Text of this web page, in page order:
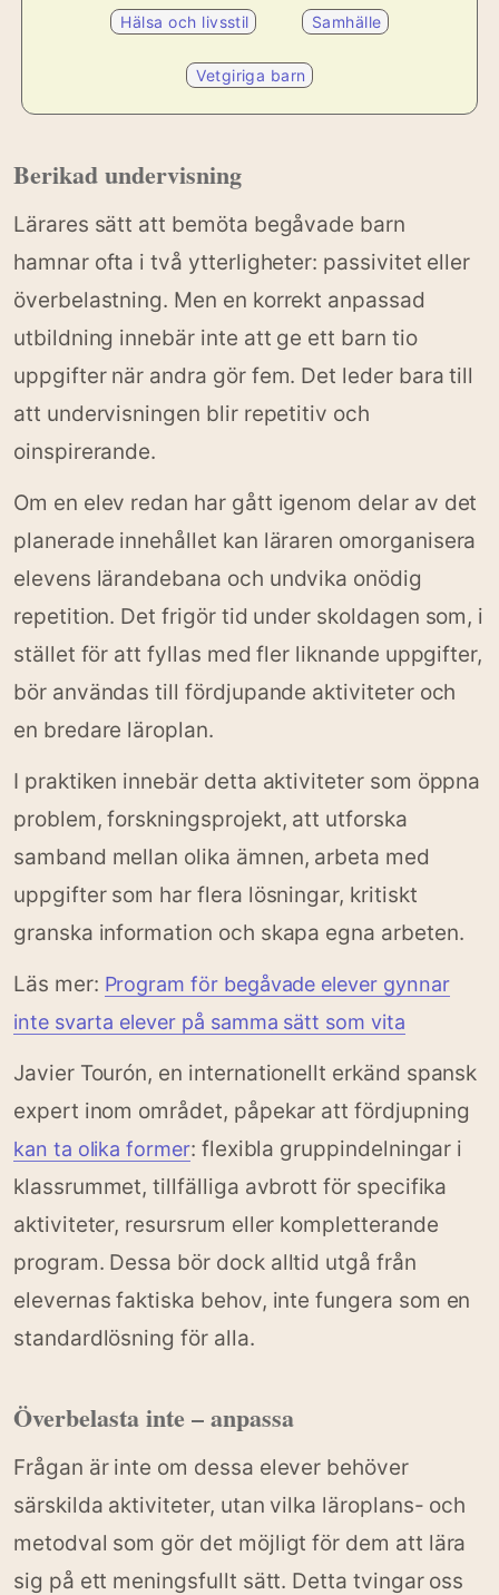
Hälsa och livsstil Samhälle
Vetgiriga barn
Berikad undervisning
Lärares sätt att bemöta begåvade barn
hamnar ofta i två ytterligheter: passivitet eller
överbelastning. Men en korrekt anpassad
utbildning innebär inte att ge ett barn tio
uppgifter när andra gör fem. Det leder bara till
att undervisningen blir repetitiv och
oinspirerande.
Om en elev redan har gått igenom delar av det
planerade innehållet kan läraren omorganisera
elevens lärandebana och undvika onödig
repetition. Det frigör tid under skoldagen som, i
stället för att fyllas med fler liknande uppgifter,
bör användas till fördjupande aktiviteter och
en bredare läroplan.
I praktiken innebär detta aktiviteter som öppna
problem, forskningsprojekt, att utforska
samband mellan olika ämnen, arbeta med
uppgifter som har flera lösningar, kritiskt
granska information och skapa egna arbeten.
Läs mer: Program för begåvade elever gynnar
inte svarta elever på samma sätt som vita
Javier Tourón, en internationellt erkänd spansk
expert inom området, påpekar att fördjupning
kan ta olika former: flexibla gruppindelningar i
klassrummet, tillfälliga avbrott för specifika
aktiviteter, resursrum eller kompletterande
program. Dessa bör dock alltid utgå från
elevernas faktiska behov, inte fungera som en
standardlösning för alla.
Överbelasta inte – anpassa
Frågan är inte om dessa elever behöver
särskilda aktiviteter, utan vilka läroplans- och
metodval som gör det möjligt för dem att lära
sig på ett meningsfullt sätt. Detta tvingar oss